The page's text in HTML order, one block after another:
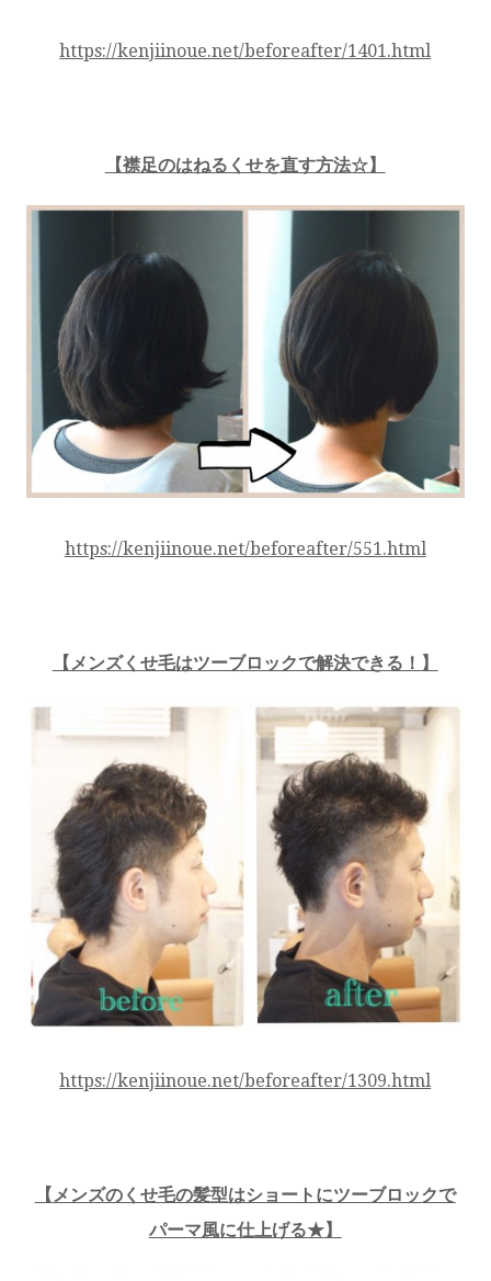
https://kenjiinoue.net/beforeafter/1401.html
【襟足のはねるくせを直す方法☆】
https://kenjiinoue.net/beforeafter/551.html
【メンズくせ毛はツーブロックで解決できる！】
https://kenjiinoue.net/beforeafter/1309.html
【メンズのくせ毛の髪型はショートにツーブロックで
パーマ風に仕上げる★】